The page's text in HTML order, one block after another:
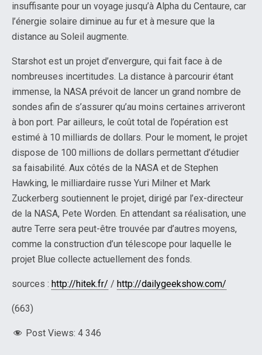
insuffisante pour un voyage jusqu’à Alpha du Centaure, car
l’énergie solaire diminue au fur et à mesure que la
distance au Soleil augmente.
Starshot est un projet d’envergure, qui fait face à de
nombreuses incertitudes. La distance à parcourir étant
immense, la NASA prévoit de lancer un grand nombre de
sondes afin de s’assurer qu’au moins certaines arriveront
à bon port. Par ailleurs, le coût total de l’opération est
estimé à 10 milliards de dollars. Pour le moment, le projet
dispose de 100 millions de dollars permettant d’étudier
sa faisabilité. Aux côtés de la NASA et de Stephen
Hawking, le milliardaire russe Yuri Milner et Mark
Zuckerberg soutiennent le projet, dirigé par l’ex-directeur
de la NASA, Pete Worden. En attendant sa réalisation, une
autre Terre sera peut-être trouvée par d’autres moyens,
comme la construction d’un télescope pour laquelle le
projet Blue collecte actuellement des fonds.
sources : http://hitek.fr/ / http://dailygeekshow.com/
(663)
Post Views: 4 346